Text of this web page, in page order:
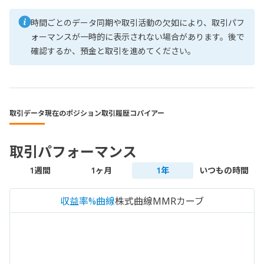
時間ごとのデータ同期や取引活動の欠如により、取引パフ
ォーマンスが一時的に表示されない場合があります。後で
確認するか、預金と取引を進めてください。
取引データ現在のポジション取引履歴コパイアー
取引パフォーマンス
1週間 1ヶ月 1年 いつもの時間
収益率%曲線株式曲線MMRカーブ